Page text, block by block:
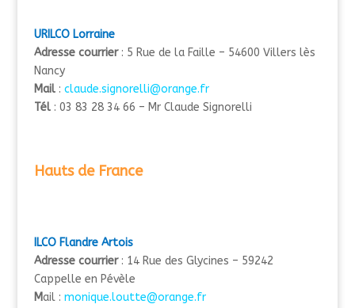
URILCO Lorraine
Adresse courrier: 5 Rue de la Faille – 54600 Villers lès
Nancy
Mail: claude.signorelli@orange.fr
Tél: 03 83 28 34 66 – Mr Claude Signorelli
Hauts de France
ILCO Flandre Artois
Adresse courrier: 14 Rue des Glycines – 59242
Cappelle en Pévèle
Mail : monique.loutte@orange.fr